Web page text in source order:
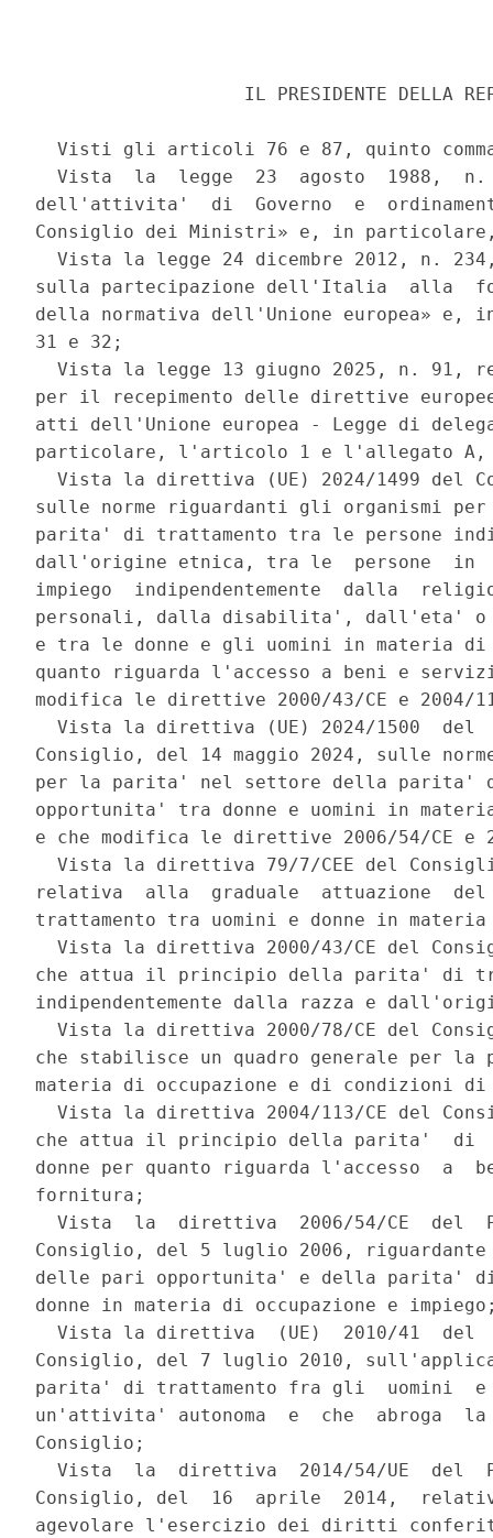
IL PRESIDENTE DELLA
Visti gli articoli 76 e 87, quinto
Vista  la  legge  23  agosto  1988,
dell'attivita'  di  Governo  e
Consiglio dei Ministri» e, in
Vista la legge 24 dicembre 2012, n.
sulla partecipazione dell'Italia  alla
della normativa dell'Unione europea»
31 e 32;
Vista la legge 13 giugno 2025, n. 91,
per il recepimento delle direttive
atti dell'Unione europea - Legge di
particolare, l'articolo 1 e l'allegato A,
Vista la direttiva (UE) 2024/1499 del
sulle norme riguardanti gli organismi
parita' di trattamento tra le persone
dall'origine etnica, tra le  persone  in
impiego  indipendentemente  dalla
personali, dalla disabilita', dall'eta' o
e tra le donne e gli uomini in materia
quanto riguarda l'accesso a beni e
modifica le direttive 2000/43/CE e 2004/
Vista la direttiva (UE) 2024/1500  del
Consiglio, del 14 maggio 2024, sulle
per la parita' nel settore della parita'
opportunita' tra donne e uomini in
e che modifica le direttive 2006/54/CE e
Vista la direttiva 79/7/CEE del
relativa  alla  graduale  attuazione
trattamento tra uomini e donne in
Vista la direttiva 2000/43/CE del
che attua il principio della parita' di
indipendentemente dalla razza e
Vista la direttiva 2000/78/CE del
che stabilisce un quadro generale per
materia di occupazione e di condizioni
Vista la direttiva 2004/113/CE del
che attua il principio della parita'  di
donne per quanto riguarda l'accesso
fornitura;
Vista  la  direttiva  2006/54/CE  del
Consiglio, del 5 luglio 2006,
delle pari opportunita' e della parita'
donne in materia di occupazione e
Vista la direttiva  (UE)  2010/41  del
Consiglio, del 7 luglio 2010,
parita' di trattamento fra gli  uomini  e
un'attivita' autonoma  e  che  abroga
Consiglio;
Vista  la  direttiva  2014/54/UE  del
Consiglio, del  16  aprile  2014,
agevolare l'esercizio dei diritti